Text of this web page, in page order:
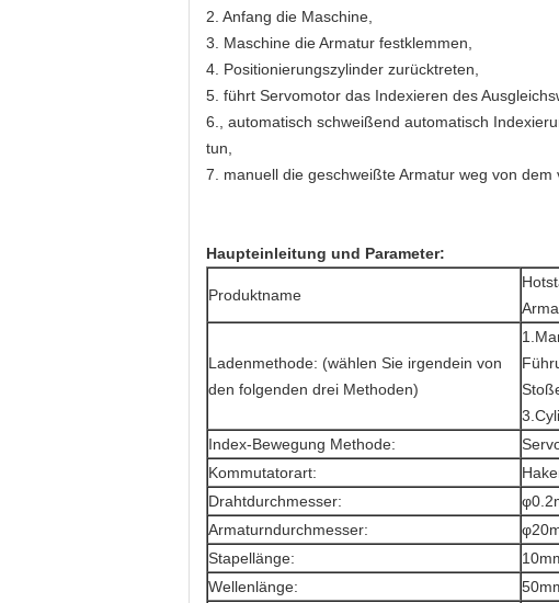
2. Anfang die Maschine,
3. Maschine die Armatur festklemmen,
4. Positionierungszylinder zurücktreten,
5. führt Servomotor das Indexieren des
6., automatisch schweißend automatisch
tun,
7. manuell die geschweißte Armatur weg von dem
Haupteinleitung und Parameter:
Produktname
Ladenmethode: (wählen Sie irgendein von
den folgenden drei Methoden)
Index-Bewegung Methode:
Kommutatorart:
Drahtdurchmesser:
Armaturndurchmesser:
Stapellänge:
Wellenlänge: